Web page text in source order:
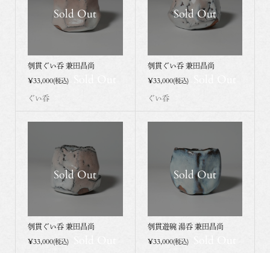
Sold Out
刳貫ぐい呑 兼田昌尚
¥33,000(税込)
ぐい呑
Sold Out
刳貫ぐい呑 兼田昌尚
¥33,000(税込)
ぐい呑
Sold Out
刳貫ぐい呑 兼田昌尚
¥33,000(税込)
Sold Out
刳貫遊碗 湯呑 兼田昌尚
¥33,000(税込)